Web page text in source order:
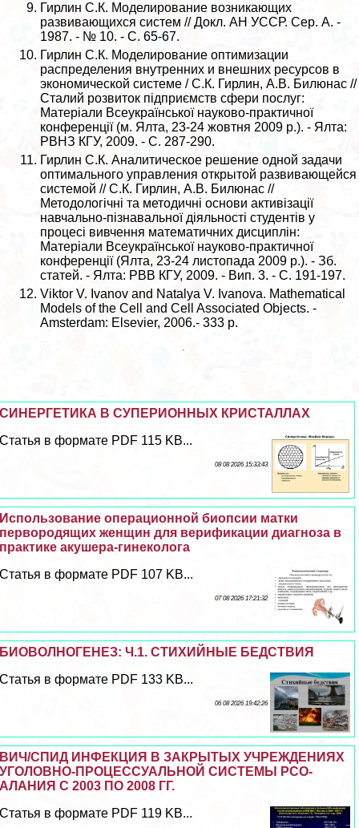
Гирлин С.К. Моделирование возникающих
развивающихся систем // Докл. АН УССР. Сер. А. -
1987. - № 10. - С. 65-67.
Гирлин С.К. Моделирование оптимизации
распределения внутренних и внешних ресурсов в
экономической системе / С.К. Гирлин, А.В. Билюнас //
Сталий розвиток підприємств сфери послуг:
Матеріали Всеукраїнської науково-пpaктичної
конференції (м. Ялта, 23-24 жовтня 2009 р.). - Ялта:
РВНЗ КГУ, 2009. - С. 287-290.
Гирлин С.К. Аналитическое решение одной задачи
оптимального управления открытой развивающейся
системой // С.К. Гирлин, А.В. Билюнас //
Методологічні та методичні основи активізації
навчально-пізнавальної діяльності студентів у
процесі вивчення математичних дисциплін:
Матеріали Всеукраїнської науково-пpaктичної
конференції (Ялта, 23-24 листопада 2009 р.). - Зб.
статей. - Ялта: РВВ КГУ, 2009. - Вип. 3. - С. 191-197.
Viktor V. Ivanov and Natalya V. Ivanova. Mathematical
Models of the Cell and Cell Associated Objects. -
Amsterdam: Elsevier, 2006.- 333 p.
СИНЕРГЕТИКА В СУПЕРИОННЫХ КРИСТАЛЛАХ
Статья в формате PDF 115 KB...
08 08 2026 15:33:43
Использование операционной биопсии матки
первородящих женщин для верификации диагноза в
пpaктике акушера-гинеколога
Статья в формате PDF 107 KB...
07 08 2026 17:21:32
БИОВОЛНОГЕНЕЗ: Ч.1. СТИХИЙНЫЕ БЕДСТВИЯ
Статья в формате PDF 133 KB...
06 08 2026 19:42:26
ВИЧ/СПИД ИНФЕКЦИЯ В ЗАКРЫТЫХ УЧРЕЖДЕНИЯХ
УГОЛОВНО-ПРОЦЕССУАЛЬНОЙ СИСТЕМЫ РСО-
АЛАНИЯ С 2003 ПО 2008 ГГ.
Статья в формате PDF 119 KB...